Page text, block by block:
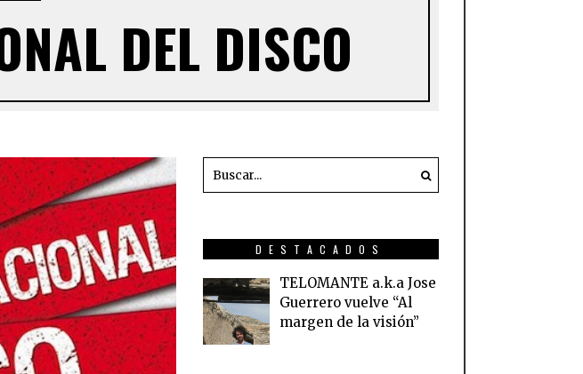
DEL DISCO
DESTACADOS
TELOMANTE a.k.a Jose
Guerrero vuelve “Al
margen de la visión”